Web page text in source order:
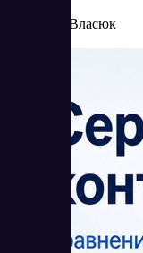
Елена Власюк